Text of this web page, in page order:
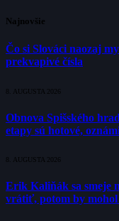
Najnovšie
Čo si Slováci naozaj
prekvapivé čísla
8. AUGUSTA 2026
Obnova Spišského
etapy sú hotové,
8. AUGUSTA 2026
Erik Kaliňák sa smeje
vrátiť, potom by mohol